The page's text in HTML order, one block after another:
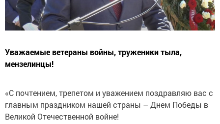
Уважаемые ветераны войны, труженики тыла,
мензелинцы!
«С почтением, трепетом и уважением поздравляю вас с
главным праздником нашей страны – Днем Победы в
Великой Отечественной войне!